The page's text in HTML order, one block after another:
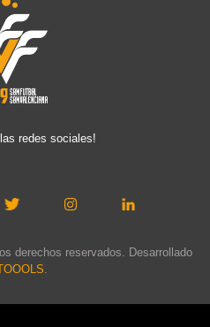
redes sociales!
derechos reservados. Desarrollado